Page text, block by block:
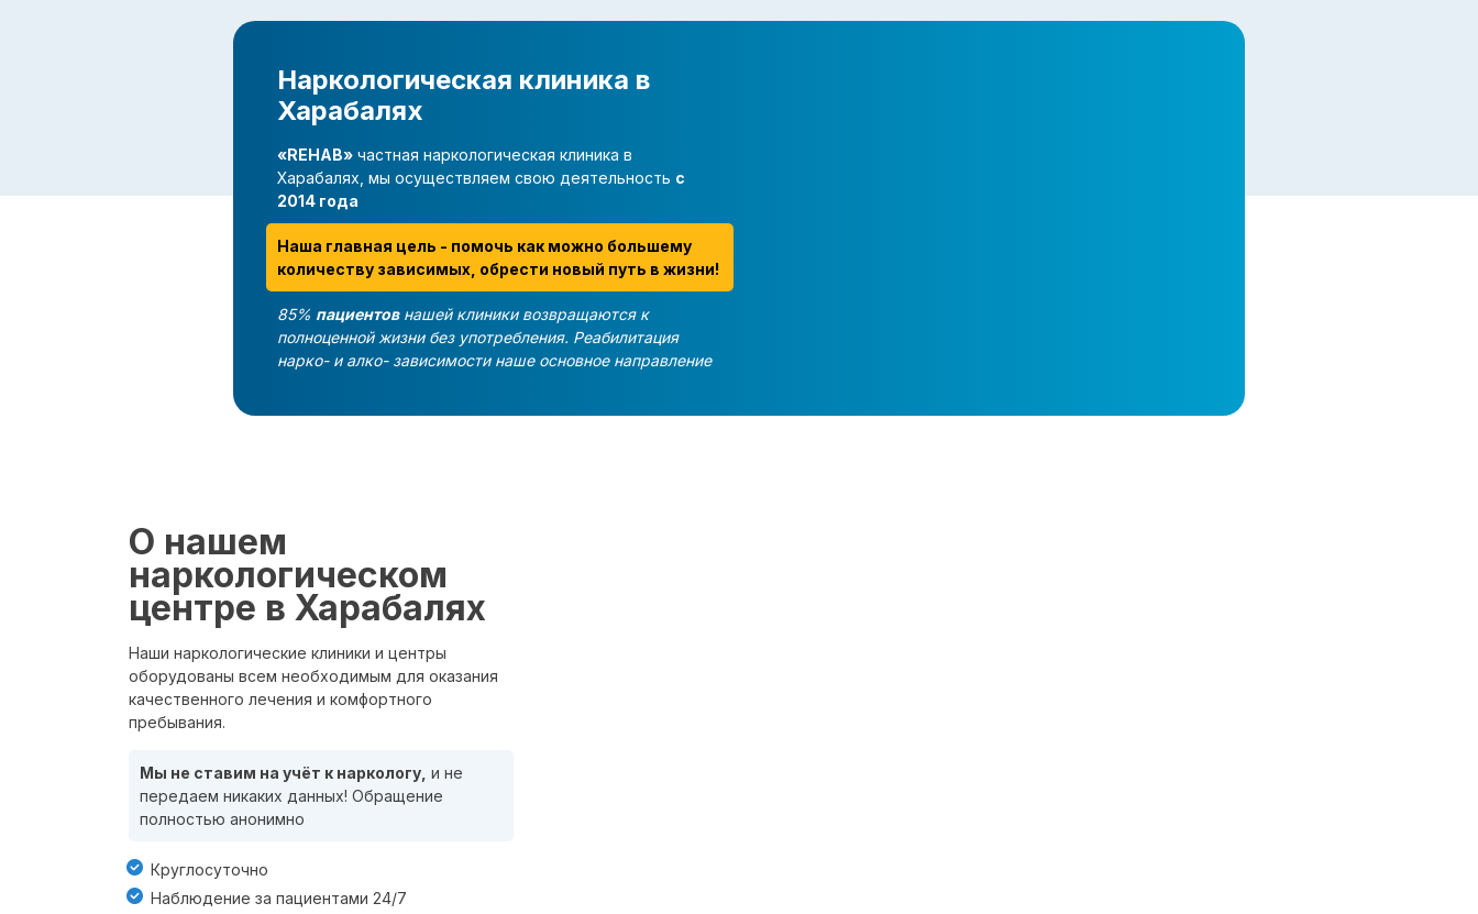
Наркологическая клиника в
Харабалях
«REHAB» частная наркологическая клиника в
Харабалях, мы осуществляем свою деятельность с
2014 года
Наша главная цель - помочь как можно большему
количеству зависимых, обрести новый путь в жизни!
85% пациентовнашей клиники возвращаются к
полноценной жизни без употребления. Реабилитация
нарко- и алко- зависимости наше основное направление
О нашем
наркологическом
центре в Харабалях
Наши наркологические клиники и центры
оборудованы всем необходимым для оказания
качественного лечения и комфортного
пребывания.
Мы не ставим на учёт к наркологу, и не
передаем никаких данных! Обращение
полностью анонимно
Круглосуточно
Наблюдение за пациентами 24/7